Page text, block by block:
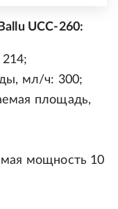
UCC-260:
мл/ч: 300;
площадь,
мощность 10